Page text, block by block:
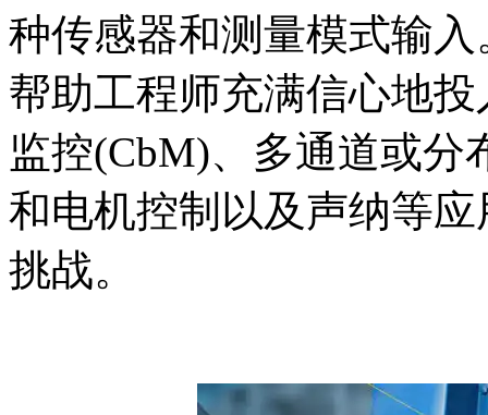
种传感器和测量模式输
帮助工程师充满信心地
监控(CbM)、多通道或分
和电机控制以及声纳等
挑战。